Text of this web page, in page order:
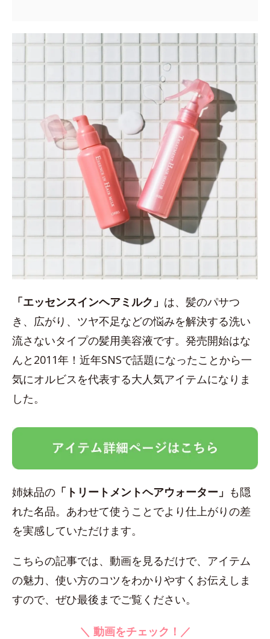
「エッセンスインヘアミルク」 は、髪のパサつ
き、広がり、ツヤ不足などの悩みを解決する洗い
流さないタイプの髪用美容液です。発売開始はな
んと2011年！近年SNSで話題になったことから一
気にオルビスを代表する大人気アイテムになりま
した。
姉妹品の 「トリートメントヘアウォーター」 も隠
れた名品。あわせて使うことでより仕上がりの差
を実感していただけます。
こちらの記事では、動画を見るだけで、アイテム
の魅力、使い方のコツをわかりやすくお伝えしま
すので、ぜひ最後までご覧ください。
＼ 動画をチェック！／